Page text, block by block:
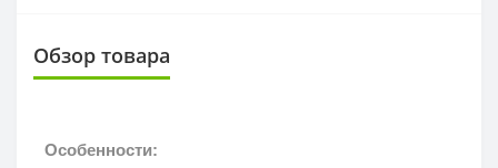
Обзор товара
Особенности: